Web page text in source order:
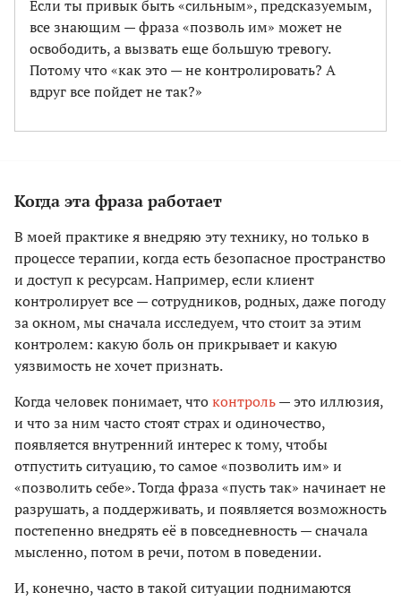
Если ты привык быть «сильным», предсказуемым,
все знающим — фраза «позволь им» может не
освободить, а вызвать еще большую тревогу.
Потому что «как это — не контролировать? А
вдруг все пойдет не так?»
Когда эта фраза работает
В моей практике я внедряю эту технику, но только в
процессе терапии, когда есть безопасное пространство
и доступ к ресурсам. Например, если клиент
контролирует все — сотрудников, родных, даже погоду
за окном, мы сначала исследуем, что стоит за этим
контролем: какую боль он прикрывает и какую
уязвимость не хочет признать.
Когда человек понимает, чтоконтроль— это иллюзия,
и что за ним часто стоят страх и одиночество,
появляется внутренний интерес к тому, чтобы
отпустить ситуацию, то самое «позволить им» и
«позволить себе». Тогда фраза «пусть так» начинает не
разрушать, а поддерживать, и появляется возможность
постепенно внедрять её в повседневность — сначала
мысленно, потом в речи, потом в поведении.
И, конечно, часто в такой ситуации поднимаются